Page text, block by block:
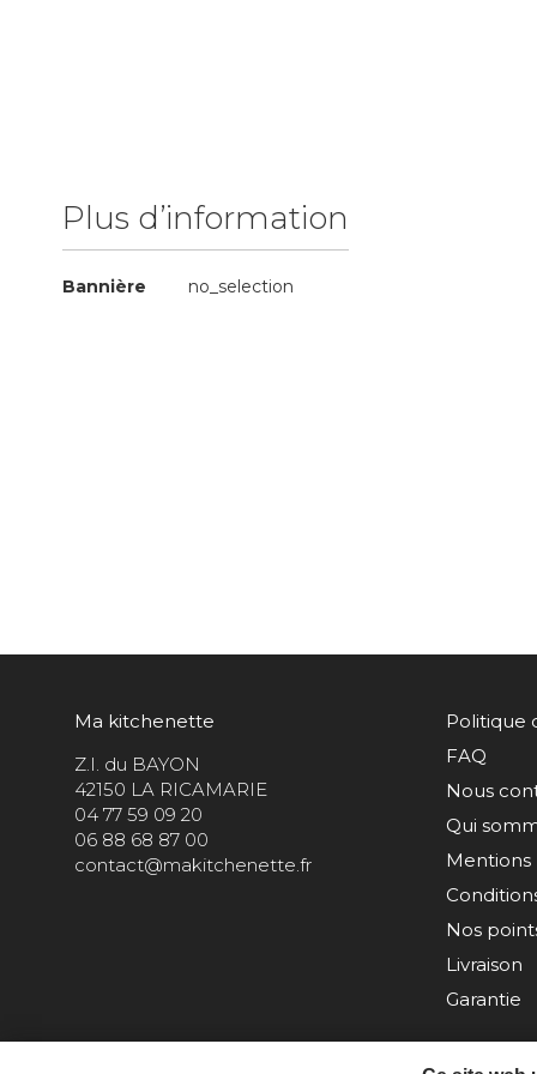
Plus d’information
Plus
Bannière no_selection
Ma kitchenette
Z.I. du BAYON
42150 LA RICAMARIE
04 77 59 09 20
06 88 68 87 00
contact@makitchenette.fr
Politique
FAQ
Nous
Qui
Mentions
Nos
Livraison
Garantie